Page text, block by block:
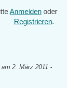
Anmelden oder
Registrieren.
am 2. März 2011 -